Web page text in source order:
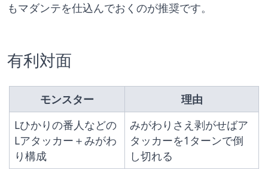
もマダンテを仕込んでおくのが推奨です。
有利対面
モンスター
理由
Lひかりの番人などの
Lアタッカー＋みがわ
り構成
みがわりさえ剥がせばア
タッカーを1ターンで倒
し切れる